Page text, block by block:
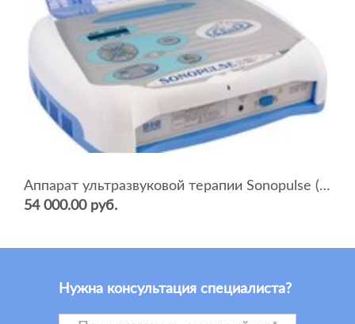
Аппарат ультразвуковой терапии Sonopulse (мультичастотный 1 и 3 Мгц)
54 000.00 руб.
Нужна консультация специалиста?